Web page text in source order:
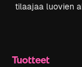
tilaajaa luovien
Tuotteet